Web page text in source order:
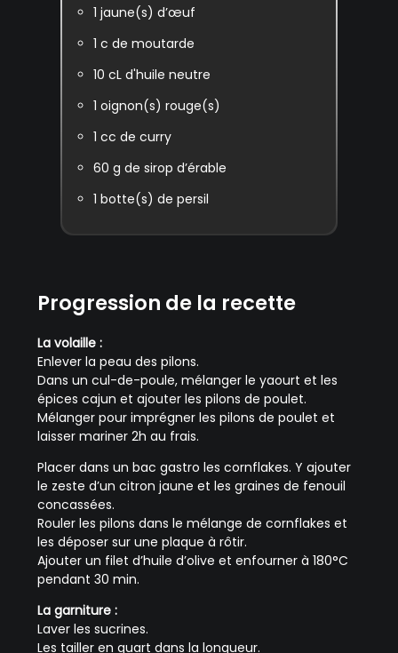
1 jaune(s) d’œuf
1 c de moutarde
10 cL d'huile neutre
1 oignon(s) rouge(s)
1 cc de curry
60 g de sirop d’érable
1 botte(s) de persil
Progression de la recette
La volaille :
Enlever la peau des pilons.
Dans un cul-de-poule, mélanger le yaourt et les
épices cajun et ajouter les pilons de poulet.
Mélanger pour imprégner les pilons de poulet et
laisser mariner 2h au frais.
Placer dans un bac gastro les cornflakes. Y ajouter
le zeste d’un citron jaune et les graines de fenouil
concassées.
Rouler les pilons dans le mélange de cornflakes et
les déposer sur une plaque à rôtir.
Ajouter un filet d’huile d’olive et enfourner à 180°C
pendant 30 min.
La garniture :
Laver les sucrines.
Les tailler en quart dans la longueur.